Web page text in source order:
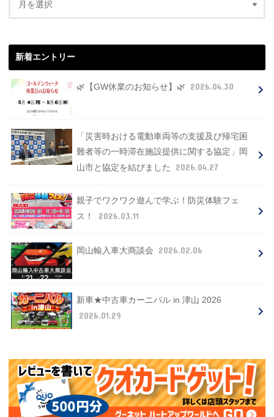
新着エントリー
🌿【GW休業のお知らせ】🌿 2026.04.30
「災害時おける電動車両等の支援及び帰宅困
難者等の一時滞在施設提供に関する協定」岡
山市と協定を結びました
2026.04.27
親子でワクワク遊んで学ぶ！防災体験フェ
ス！
2026.03.11
岡山輸入車大商談会 2026.02.06
新車★中古車カーニバル in 津山 2026
2026.01.29